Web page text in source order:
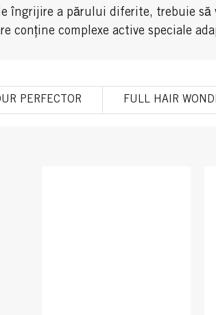
îngrijire a părului diferite, trebuie
conține complexe active speciale
PERFECTOR FULL HAIR